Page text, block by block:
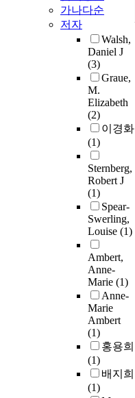
가나다순
저자
Walsh,
Daniel J
(3)
Graue,
M.
Elizabeth
(2)
이경화
(1)
Sternberg,
Robert J
(1)
Spear-
Swerling,
Louise (1)
Ambert,
Anne-
Marie (1)
Anne-
Marie
Ambert
(1)
홍용희
(1)
배지희
(1)